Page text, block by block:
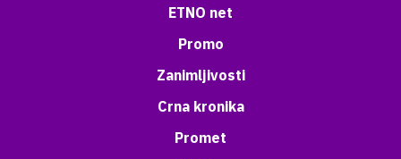
ETNO net
Promo
Zanimljivosti
Crna kronika
Promet